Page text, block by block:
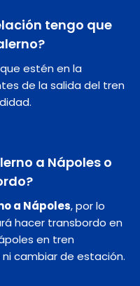
tengo que
estén en la
de la salida del tren
a Nápoles o
a Nápoles, por lo
hacer transbordo en
en tren
cambiar de estación.